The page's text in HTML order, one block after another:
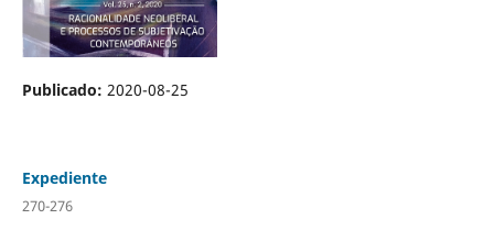
Publicado: 2020-08-25
Expediente
270-276